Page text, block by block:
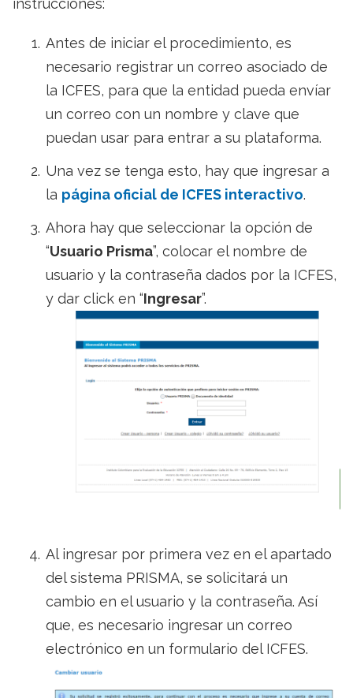
instrucciones:
Antes de iniciar el procedimiento, es
necesario registrar un correo asociado de
la ICFES, para que la entidad pueda envíar
un correo con un nombre y clave que
puedan usar para entrar a su plataforma.
Una vez se tenga esto, hay que ingresar a
la página oficial de ICFES interactivo.
Ahora hay que seleccionar la opción de
“Usuario Prisma”, colocar el nombre de
usuario y la contraseña dados por la ICFES,
y dar click en “Ingresar”.
Al ingresar por primera vez en el apartado
del sistema PRISMA, se solicitará un
cambio en el usuario y la contraseña. Así
que, es necesario ingresar un correo
electrónico en un formulario del ICFES.